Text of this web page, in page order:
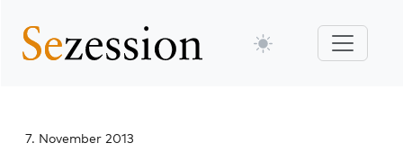
7. November 2013